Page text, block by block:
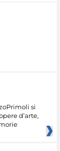
si
d’arte,